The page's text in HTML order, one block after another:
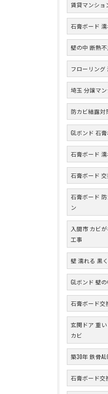
賃貸マンショ
石膏ボード
壁の中 断熱
フローリング
埼玉 分譲マ
防カビ結露対
GLボンド 石
石膏ボード 濡
石膏ボード
石膏ボード
ン
入間市 カビ
工事
壁 濡れる 黒
GLボンド 壁
石膏ボード交
玄関ドア 重
カビ
築30年 鉄骨
石膏ボード交